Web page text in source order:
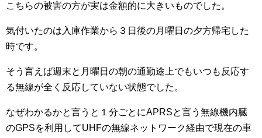
こちらの被害の方が実は金額的に大きいものでした。
気付いたのは入庫作業から３日後の月曜日の夕方帰宅した
時です。
そう言えば週末と月曜日の朝の通勤途上でもいつも反応す
る無線が全く反応していない状態でした。
なぜわかるかと言うと１分ごとにAPRSと言う無線機内臓
のGPSを利用してUHFの無線ネットワーク経由で現在の車